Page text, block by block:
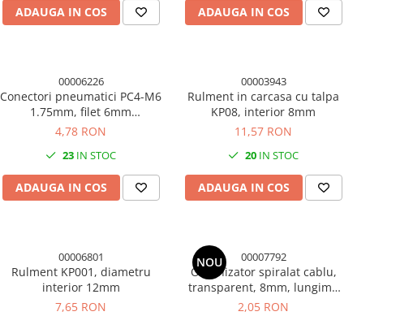
ADAUGA IN COS ADAUGA IN COS
00006226
Conectori pneumatici PC4-M6
1.75mm, filet 6mm
imprimanta 3D
4,78 RON
23 IN STOC
ADAUGA IN COS
00003943
Rulment in carcasa cu talpa
KP08, interior 8mm
11,57 RON
20 IN STOC
ADAUGA IN COS
00006801
Rulment KP001, diametru
interior 12mm
7,65 RON
NOU 00007792
Organizator spiralat cablu,
transparent, 8mm, lungime
1m
2,05 RON